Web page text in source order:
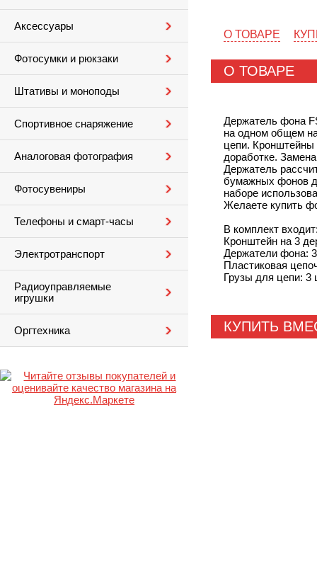
Аксессуары
Фотосумки и рюкзаки
Штативы и моноподы
Спортивное снаряжение
Аналоговая фотография
Фотосувениры
Телефоны и смарт-часы
Электротранспорт
Радиоуправляемые
игрушки
Оргтехника
О ТОВАРЕ
О ТОВАРЕ
Держатель фона
на одном общем
цепи. Кронштейны
доработке.
Держатель
бумажных фонов
наборе
Желаете купить
В комплект
Кронштейн на 3
Держатели фона:
Пластиковая
Грузы для цепи: 3
КУПИТЬ